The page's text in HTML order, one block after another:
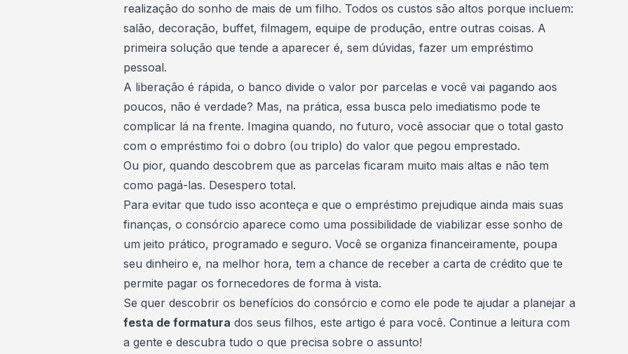
realização do sonho de mais de um filho. Todos os custos são altos porque incluem:
salão, decoração, buffet, filmagem, equipe de produção, entre outras coisas. A
primeira solução que tende a aparecer é, sem dúvidas, fazer um empréstimo
pessoal.
A liberação é rápida, o banco divide o valor por parcelas e você vai pagando aos
poucos, não é verdade? Mas, na prática, essa busca pelo imediatismo pode te
complicar lá na frente. Imagina quando, no futuro, você associar que o total gasto
com o empréstimo foi o dobro (ou triplo) do valor que pegou emprestado.
Ou pior, quando descobrem que as parcelas ficaram muito mais altas e não tem
como pagá-las. Desespero total.
Para evitar que tudo isso aconteça e que o empréstimo prejudique ainda mais suas
finanças, o consórcio aparece como uma possibilidade de viabilizar esse sonho de
um jeito prático, programado e seguro. Você se organiza financeiramente, poupa
seu dinheiro e, na melhor hora, tem a chance de receber a carta de crédito que te
permite pagar os fornecedores de forma à vista.
Se quer descobrir os benefícios do consórcio e como ele pode te ajudar a planejar a
festa de formatura dos seus filhos, este artigo é para você. Continue a leitura com
a gente e descubra tudo o que precisa sobre o assunto!